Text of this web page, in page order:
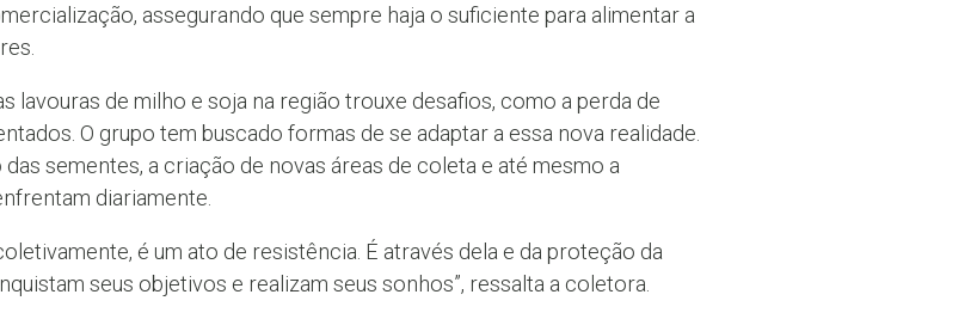
assegurando que sempre haja o suficiente para alimentar a
lavouras de milho e soja na região trouxe desafios, como a perda de
O grupo tem buscado formas de se adaptar a essa nova realidade.
sementes, a criação de novas áreas de coleta e até mesmo a
diariamente.
é um ato de resistência. É através dela e da proteção da
seus objetivos e realizam seus sonhos”, ressalta a coletora.